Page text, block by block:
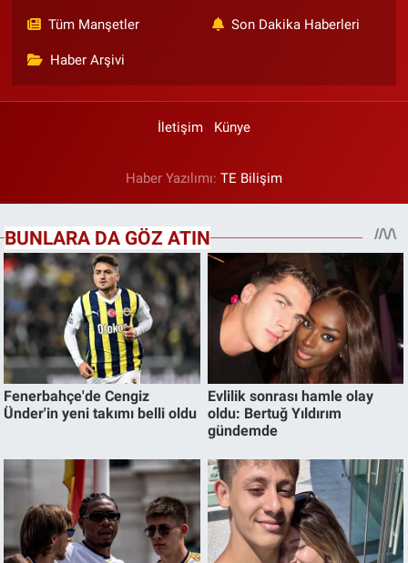
Tüm Manşetler Son Dakika Haberleri
Haber Arşivi
İletişim Künye
Haber Yazılımı: TE Bilişim